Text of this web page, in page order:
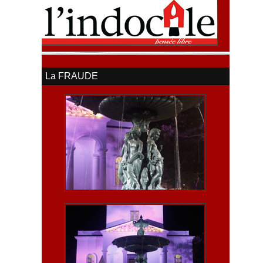
La FRAUDE